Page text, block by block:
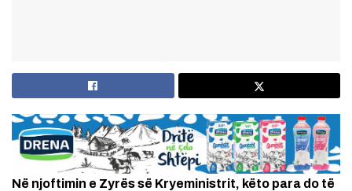
Në njoftimin e Zyrës së Kryeministrit, këto para do të